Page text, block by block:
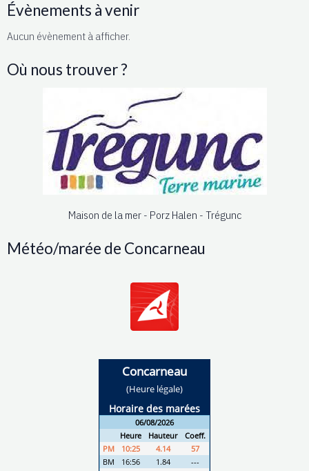
Évènements à venir
Aucun évènement à afficher.
Où nous trouver ?
Maison de la mer - Porz Halen - Trégunc
Météo/marée de Concarneau